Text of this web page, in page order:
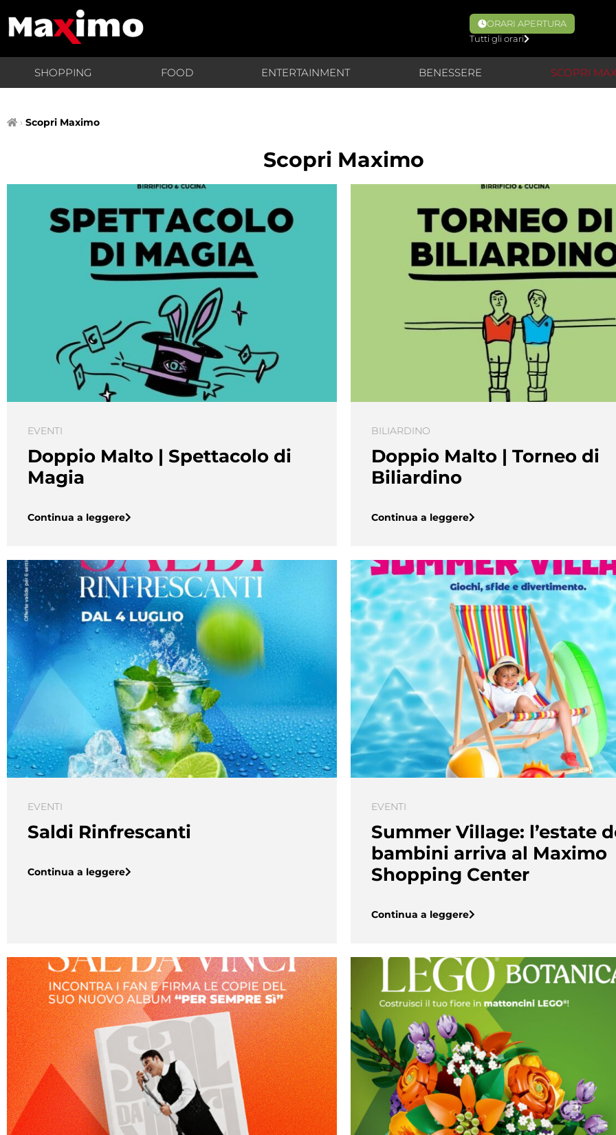
ORARI APERTURA
Tutti gli orari
SHOPPING FOOD ENTERTAINMENT BENESSERE SCOPRI
› Scopri Maximo
Scopri Maximo
EVENTI
Doppio Malto | Spettacolo di
Magia
Continua a leggere
BILIARDINO
Doppio Malto | Torneo di
Biliardino
Continua a leggere
EVENTI
Saldi Rinfrescanti
Continua a leggere
EVENTI
Summer Village: l’estate
bambini arriva al Maximo
Shopping Center
Continua a leggere